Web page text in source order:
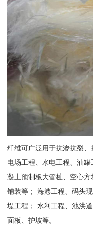
纤维可广泛用于抗渗抗裂
电场工程、水电工程、油
凝土预制板大管桩、空心
铺装等； 海港工程、码头
堤工程； 水利工程、池洪
面板、护坡等。